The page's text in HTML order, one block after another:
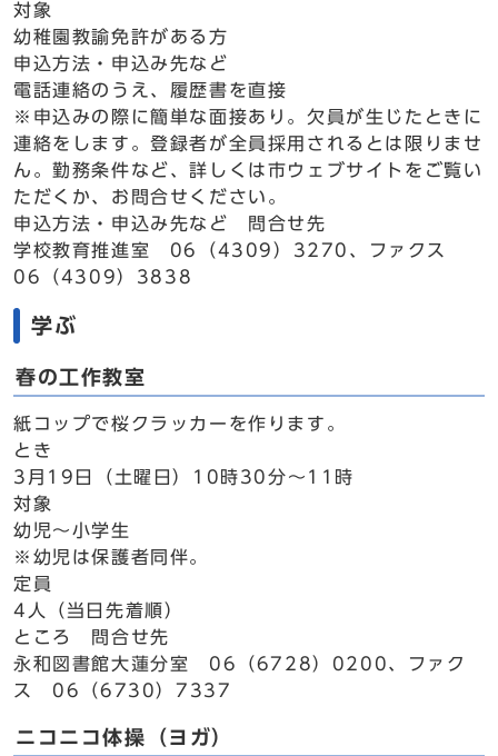
対象
幼稚園教諭免許がある方
申込方法・申込み先など
電話連絡のうえ、履歴書を直接
※申込みの際に簡単な面接あり。欠員が生じたときに
連絡をします。登録者が全員採用されるとは限りませ
ん。勤務条件など、詳しくは市ウェブサイトをご覧い
ただくか、お問合せください。
申込方法・申込み先など 問合せ先
学校教育推進室 06（4309）3270、ファクス
06（4309）3838
学ぶ
春の工作教室
紙コップで桜クラッカーを作ります。
とき
3月19日（土曜日）10時30分～11時
対象
幼児～小学生
※幼児は保護者同伴。
定員
4人（当日先着順）
ところ 問合せ先
永和図書館大蓮分室 06（6728）0200、ファク
ス 06（6730）7337
ニコニコ体操（ヨガ）